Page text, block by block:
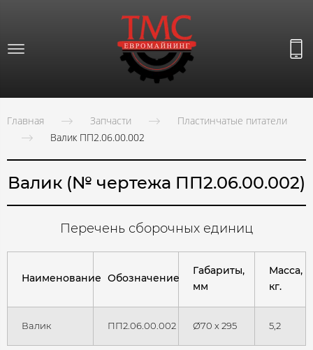
Главная Запчасти
Пластинчатые питатели
Валик ПП2.06.00.002
Валик (№ чертежа ПП2.06.00.002)
Перечень сборочных единиц
Наименование Обозначение
Габариты,
мм
Масса,
кг.
Валик ПП2.06.00.002 Ø70 х 295 5,2